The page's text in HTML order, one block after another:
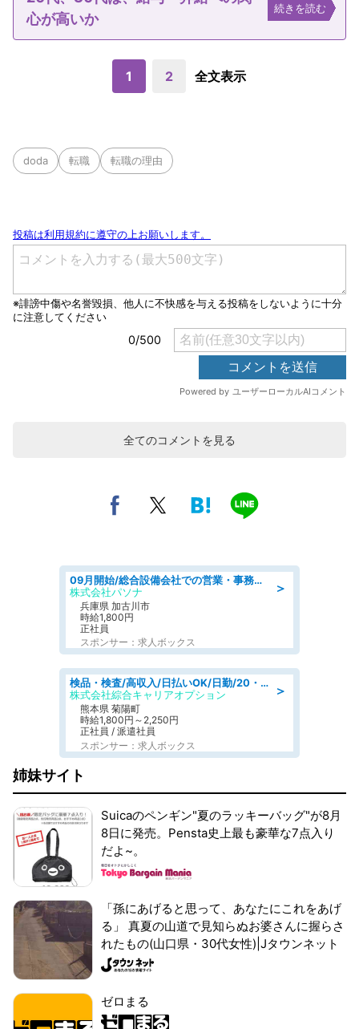
心が高いか
続きを読む
1 2 全文表示
doda 転職 転職の理由
全てのコメントを見る
＞
09月開始/総合設備会社での営業・事務のお仕事/車通勤可/賞与あり/営業/営業事務
株式会社パソナ
兵庫県 加古川市
時給1,800円
正社員
スポンサー：求人ボックス
＞
検品・検査/高収入/日払いOK/日勤/20・30・40代活躍中/製造 工場
株式会社綜合キャリアオプション
熊本県 菊陽町
時給1,800円～2,250円
正社員 / 派遣社員
スポンサー：求人ボックス
姉妹サイト
Suicaのペンギン"夏のラッキーバッグ"が8月
8日に発売。Pensta史上最も豪華な7点入り
だよ~。
「孫にあげると思って、あなたにこれをあげ
る」 真夏の山道で見知らぬお婆さんに握らさ
れたもの(山口県・30代女性)|Jタウンネット
ゼロまる